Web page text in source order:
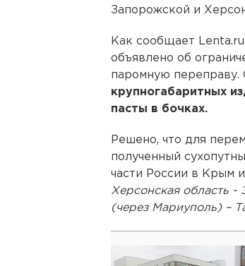
Запорожской и
Как сообщает
объявлено об
паромную переправу.
крупногабаритных
пасты в бочках.
Решено, что для
полученный
части России в Крым
Херсонская область
(через Мариуполь) –